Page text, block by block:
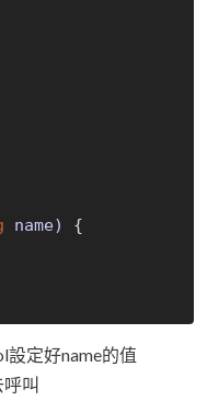
name)
{
定好name的值
叫